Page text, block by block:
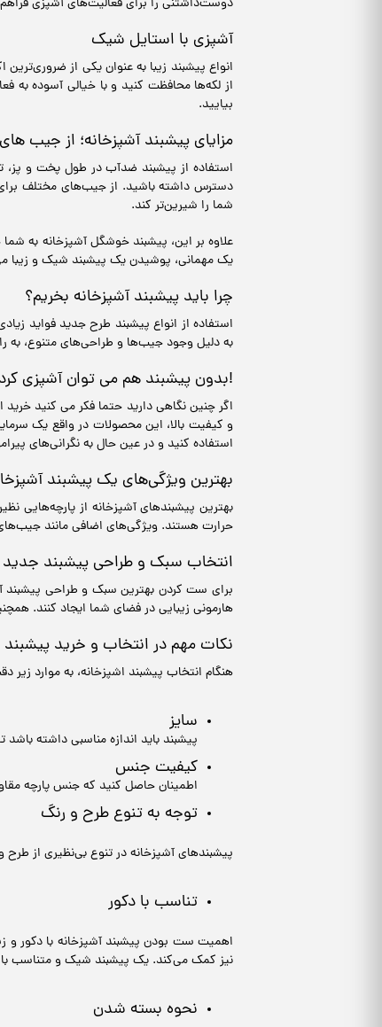
دوست‌داشتنی را برای فعالیت‌های آشپزی
آشپزی با استایل شیک
انواع پیشبند زیبا به عنوان یکی از
از لکه‌ها محافظت کنید و با خیالی آسوده به
بیایید.
مزایای پیشبند آشپزخانه؛ از جیب
استفاده از پیشبند ضدآب در طول پخت و پز،
دسترس داشته باشید. از جیب‌های مختلف برای
شما را شیرین‌تر کند.
علاوه بر این، پیشبند خوشگل آشپزخانه به
یک مهمانی، پوشیدن یک پیشبند شیک و زیبا
چرا باید پیشبند آشپزخانه بخریم؟
استفاده از انواع پیشبند طرح جدید فواید
به دلیل وجود جیب‌ها و طراحی‌های متنوع، به
بدون پیشبند هم می توان آشپزی کرد!
اگر چنین نگاهی دارید حتما فکر می کنید
و کیفیت بالا، این محصولات در واقع یک
استفاده کنید و در عین حال به نگرانی‌های
بهترین ویژگی‌های یک پیشبند
بهترین پیشبندهای آشپزخانه از پارچه‌هایی
حرارت هستند. ویژگی‌های اضافی مانند
انتخاب سبک و طراحی پیشبند جدید
برای ست کردن بهترین سبک و طراحی پیشبند
هارمونی زیبایی در فضای شما ایجاد کنند.
نکات مهم در انتخاب و خرید پیشبند
هنگام انتخاب پیشبند اشپزخانه، به موارد زیر
سایز
پیشبند باید اندازه مناسبی داشته
کیفیت جنس
اطمینان حاصل کنید که جنس پارچه
توجه به تنوع طرح و رنگ
پیشبندهای آشپزخانه در تنوع بی‌نظیری از
تناسب با دکور
اهمیت ست بودن پیشبند آشپزخانه با دکور و
نیز کمک می‌کند. یک پیشبند شیک و متناسب با
نحوه بسته شدن